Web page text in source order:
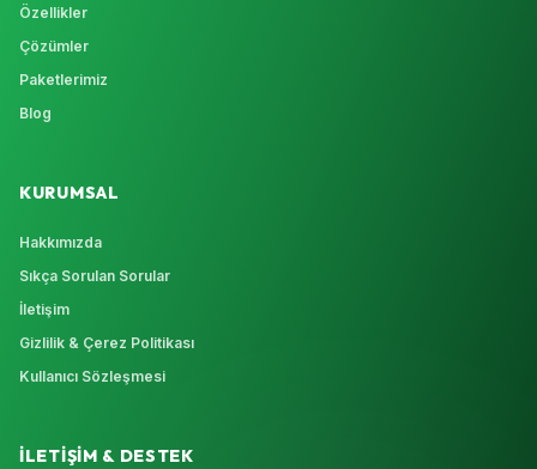
Özellikler
Çözümler
Paketlerimiz
Blog
KURUMSAL
Hakkımızda
Sıkça Sorulan Sorular
İletişim
Gizlilik & Çerez Politikası
Kullanıcı Sözleşmesi
İLETIŞIM & DESTEK